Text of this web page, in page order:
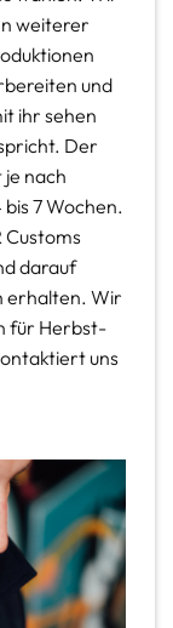
weiterer
und
ihr sehen
Der
nach
7 Wochen.
Customs
darauf
erhalten. Wir
für Herbst-
uns